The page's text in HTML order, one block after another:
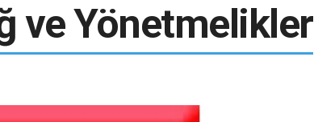
ve Yönetmelikler